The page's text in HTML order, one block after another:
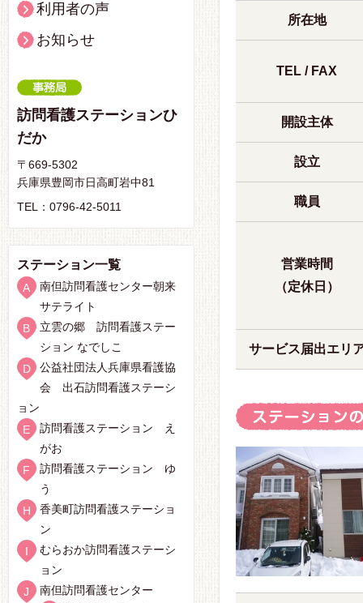
利用者の声
お知らせ
訪問看護ステーションひ
だか
〒669-5302
兵庫県豊岡市日高町岩中81
TEL：0796-42-5011
ステーション一覧
南但訪問看護センター朝来
サテライト
立雲の郷 訪問看護ステー
ション なでしこ
公益社団法人兵庫県看護協
会 出石訪問看護ステーシ
ョン
訪問看護ステーション え
がお
訪問看護ステーション ゆ
う
香美町訪問看護ステーショ
ン
むらおか訪問看護ステーシ
ョン
南但訪問看護センター
所在地
TEL / FAX
開設主体
設立
職員
営業時間
（定休日）
サービス届出エリ